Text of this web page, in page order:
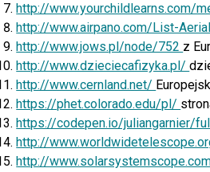
http://www.yourchildlearns.com/
http://www.airpano.com/List-
http://www.jows.pl/node/752 z
http://www.dzieciecafizyka.pl/
http://www.cernland.net/
https://phet.colorado.edu/pl/
https://codepen.io/juliangarnier/
http://
http://